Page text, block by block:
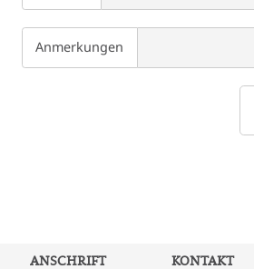
Anmerkungen
ANSCHRIFT KONTAKT